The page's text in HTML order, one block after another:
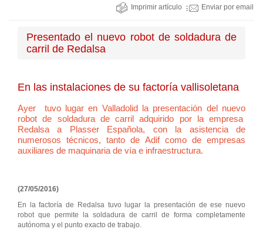
Imprimir artículo Enviar por email
Presentado el nuevo robot de soldadura de
carril de Redalsa
En las instalaciones de su factoría vallisoletana
Ayer tuvo lugar en Valladolid la presentación del nuevo
robot de soldadura de carril adquirido por la empresa
Redalsa a Plasser Española, con la asistencia de
numerosos técnicos, tanto de Adif como de empresas
auxiliares de maquinaria de vía e infraestructura.
(27/05/2016)
En la factoría de Redalsa tuvo lugar la presentación de ese nuevo
robot que permite la soldadura de carril de forma completamente
autónoma y el punto exacto de trabajo.